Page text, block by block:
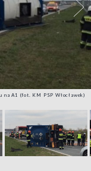
na A1 (fot. KM PSP Włocławek)